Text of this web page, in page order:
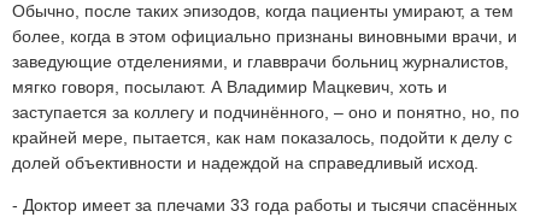
Обычно, после таких эпизодов, когда пациенты умирают, а тем
более, когда в этом официально признаны виновными врачи, и
заведующие отделениями, и главврачи больниц журналистов,
мягко говоря, посылают. А Владимир Мацкевич, хоть и
заступается за коллегу и подчинённого, – оно и понятно, но, по
крайней мере, пытается, как нам показалось, подойти к делу с
долей объективности и надеждой на справедливый исход.
- Доктор имеет за плечами 33 года работы и тысячи спасённых